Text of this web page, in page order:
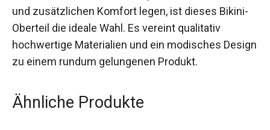
und zusätzlichen Komfort legen, ist dieses Bikini-
Oberteil die ideale Wahl. Es vereint qualitativ
hochwertige Materialien und ein modisches
Design zu einem rundum gelungenen Produkt.
Ähnliche Produkte